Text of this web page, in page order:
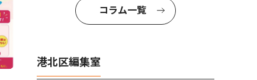
コラム一覧
港北区編集室